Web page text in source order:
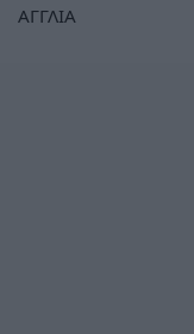
ΑΓΓΛΙΑ